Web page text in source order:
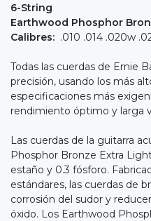
6-String
Earthwood Phosphor
Calibres: .010 .014 .020w
Todas las cuerdas de Ernie
precisión, usando los más
especificaciones más
rendimiento óptimo y larga
Las cuerdas de la guitarra
Phosphor Bronze Extra
estaño y 0.3 fósforo.
estándares, las cuerdas de
corrosión del sudor y
óxido. Los Earthwood